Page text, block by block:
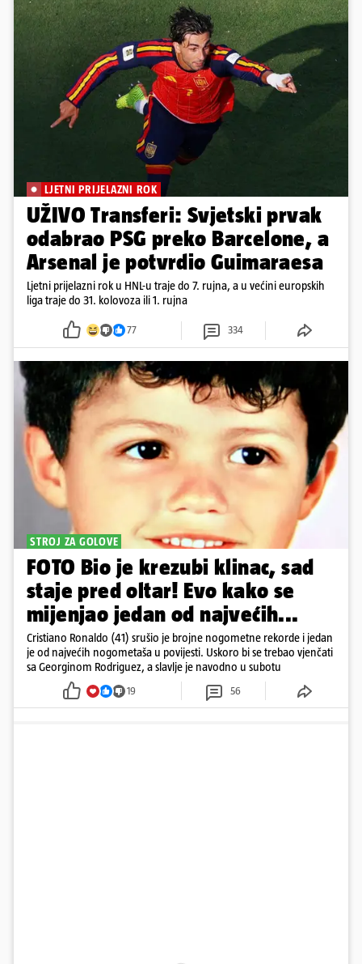
LJETNI PRIJELAZNI ROK
UŽIVO Transferi: Svjetski prvak
odabrao PSG preko Barcelone, a
Arsenal je potvrdio Guimaraesa
Ljetni prijelazni rok u HNL-u traje do 7. rujna, a u većini europskih
liga traje do 31. kolovoza ili 1. rujna
77 334
STROJ ZA GOLOVE
FOTO Bio je krezubi klinac, sad
staje pred oltar! Evo kako se
mijenjao jedan od najvećih...
Cristiano Ronaldo (41) srušio je brojne nogometne rekorde i jedan
je od najvećih nogometaša u povijesti. Uskoro bi se trebao vjenčati
sa Georginom Rodriguez, a slavlje je navodno u subotu
19 56